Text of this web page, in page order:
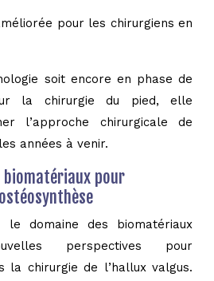
pour les chirurgiens en
soit encore en phase de
la chirurgie du pied, elle
l’approche chirurgicale de
années à venir.
biomatériaux pour
le domaine des biomatériaux
perspectives pour
la chirurgie de l’hallux valgus.